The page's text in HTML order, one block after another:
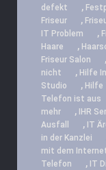
defekt
,
Friseur ,
IT Problem
,
Haare ,
Friseur Salon
,
nicht
, Hilfe
Studio
, Hilfe
Telefon ist aus
mehr
, IHR
Ausfall
, IT
in der Kanzlei
mit dem
Telefon
, IT